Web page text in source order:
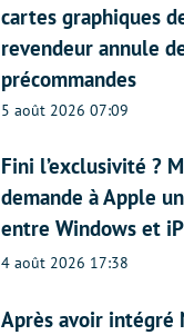
cartes graphiques
revendeur annule
précommandes
5 août 2026 07:09
Fini l’exclusivité ?
demande à Apple
entre Windows et
4 août 2026 17:38
Après avoir intégré